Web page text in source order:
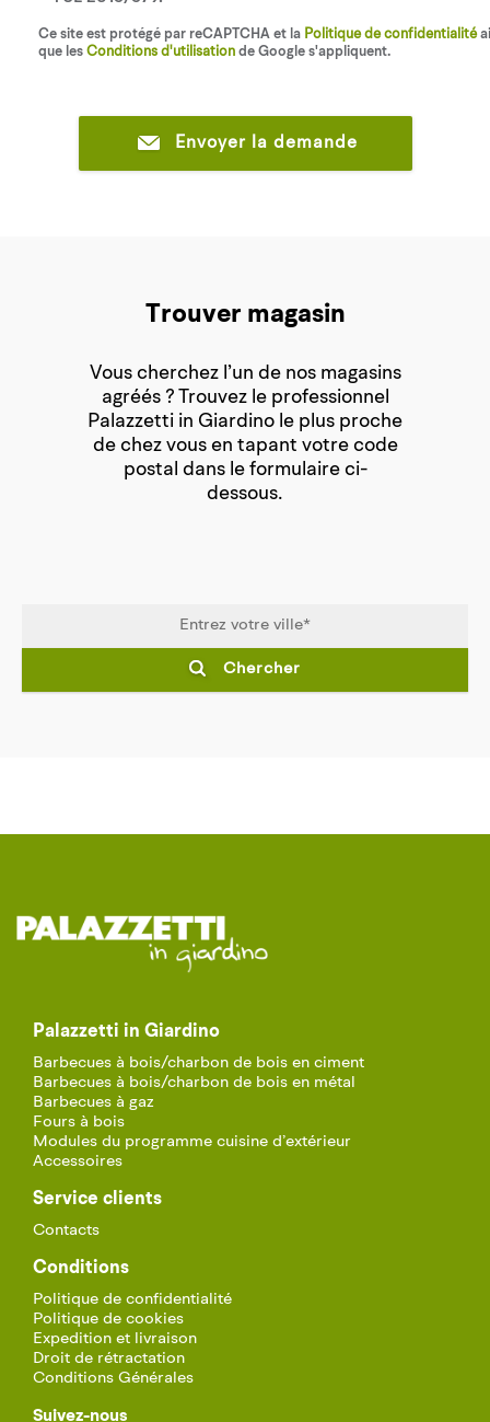
Ce site est protégé par reCAPTCHA et la Politique de confidentialité
que les Conditions d'utilisation de Google s'appliquent.
Envoyer la demande
Trouver magasin
Vous cherchez l’un de nos magasins
agréés ? Trouvez le professionnel
Palazzetti in Giardino le plus proche
de chez vous en tapant votre code
postal dans le formulaire ci-
dessous.
Chercher
Palazzetti in Giardino
Barbecues à bois/charbon de bois en ciment
Barbecues à bois/charbon de bois en métal
Barbecues à gaz
Fours à bois
Modules du programme cuisine d’extérieur
Accessoires
Service clients
Contacts
Conditions
Politique de confidentialité
Politique de cookies
Expedition et livraison
Droit de rétractation
Conditions Générales
Suivez-nous